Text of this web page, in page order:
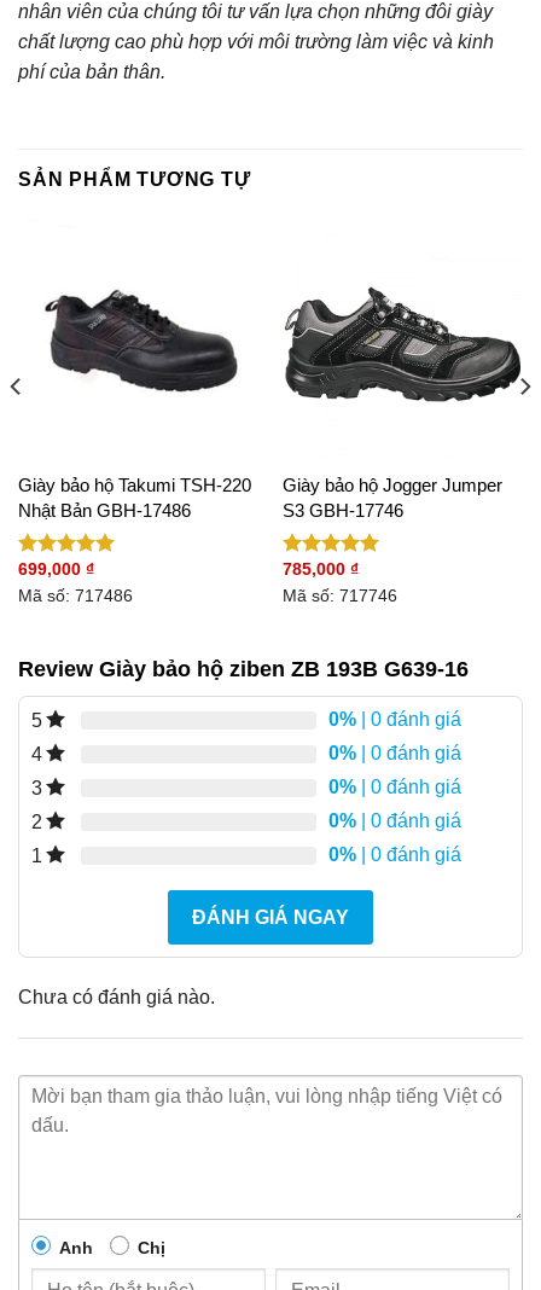
nhân viên của chúng tôi tư vấn lựa chọn những đôi giày
chất lượng cao phù hợp với môi trường làm việc và kinh
phí của bản thân.
SẢN PHẨM TƯƠNG TỰ
Giày bảo hộ Takumi TSH-220
Nhật Bản GBH-17486
Được xếp
hạng5.00
699,000 ₫
Mã số: 717486
Giày bảo hộ Jogger Jumper
S3 GBH-17746
Được xếp
hạng5.00
785,000 ₫
Mã số: 717746
Review Giày bảo hộ ziben ZB 193B G639-16
5 0% | 0 đánh giá
4
0% | 0 đánh giá
3
0% | 0 đánh giá
2
0% | 0 đánh giá
1
0% | 0 đánh giá
ĐÁNH GIÁ NGAY
Chưa có đánh giá nào.
Anh Chị